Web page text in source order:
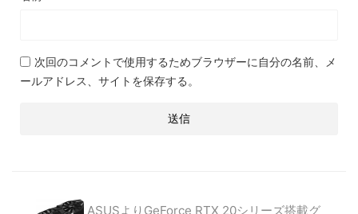
次回のコメントで使用するためブラウザーに自分の名前、メ
ールアドレス、サイトを保存する。
ASUSよりGeForce RTX 20シリーズ搭載グ